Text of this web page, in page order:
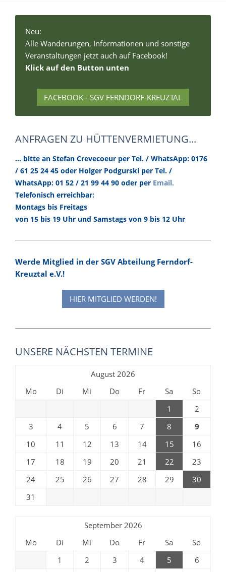
Neu:
Alle Wanderungen, Informationen und sonstige
Veranstaltungen jetzt auch auf Facebook!
Klick auf den Button unten
FACEBOOK - SGV FERNDORF-KREUZTAL
ANFRAGEN ZU HÜTTENVERMIETUNG...
... bitte an Stefan Crevecoeur per Tel. / WhatsApp: 0176
/ 61 25 24 45 oder Holger Podgurski per Tel. /
WhatsApp: 01 52 / 21 99 44 90 oder per Email.
Telefonisch erreichbar:
Montags bis Freitags
von 15 bis 19 Uhr und Samstags von 9 bis 12 Uhr
Werde Mitglied in der SGV Abteilung Ferndorf-
Kreuztal e.V.!
HIER MITGLIED WERDEN!
UNSERE NÄCHSTEN TERMINE
August 2026
Mo
Di Mi Do Fr Sa
So
1
2
3
4 5 6 7 8
9
10
11 12 13 14 15
16
17
18 19 20 21 22
23
24
25 26 27 28 29
30
31
September 2026
Mo
Di Mi Do Fr Sa
So
1
2 3 4 5
6